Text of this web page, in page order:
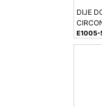
DIJE
E1005-